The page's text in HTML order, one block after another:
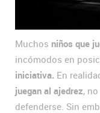
Muchos niños que
incómodos en
iniciativa. En
juegan al ajedrez,
defenderse. Sin